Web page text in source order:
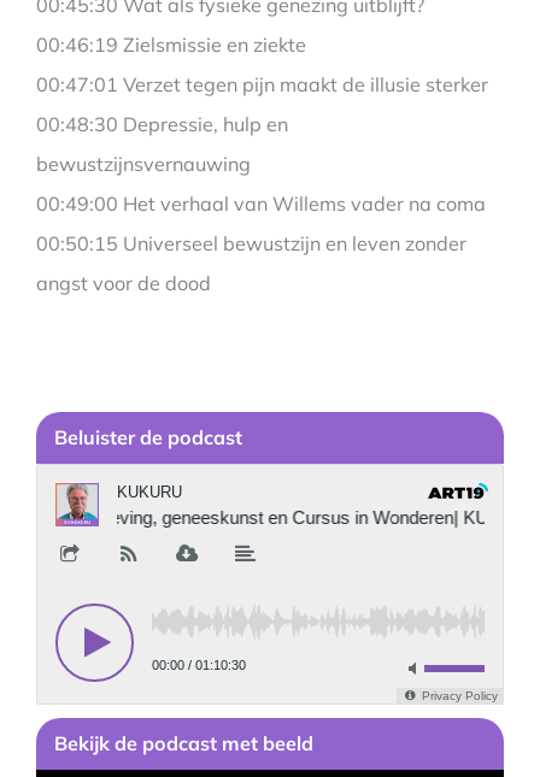
00:45:30 Wat als fysieke genezing uitblijft?
00:46:19 Zielsmissie en ziekte
00:47:01 Verzet tegen pijn maakt de illusie sterker
00:48:30 Depressie, hulp en
bewustzijnsvernauwing
00:49:00 Het verhaal van Willems vader na coma
00:50:15 Universeel bewustzijn en leven zonder
angst voor de dood
Beluister de podcast
Bekijk de podcast met beeld